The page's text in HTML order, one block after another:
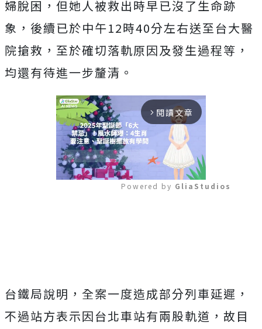
婦脫困，但她人被救出時早已沒了生命跡
象，後續已於中午12時40分左右送至台大醫
院搶救，至於確切落軌原因及發生過程等，
均還有待進一步釐清。
arrow_forward_ios 閱讀文章
Powered by GliaStudios
台鐵局說明，全案一度造成部分列車延遲，
不過站方表示因台北車站有兩股軌道，故目